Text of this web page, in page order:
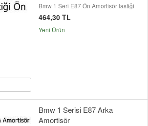
Bmw 1 Seri E87 Ön Amortisör lastiği
464,30 TL
Yeni Ürün
Bmw 1 Serisi E87 Arka
Amortisör